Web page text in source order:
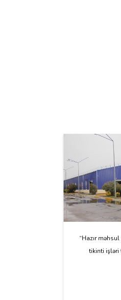
“Hazır məhsul
tikinti işləri